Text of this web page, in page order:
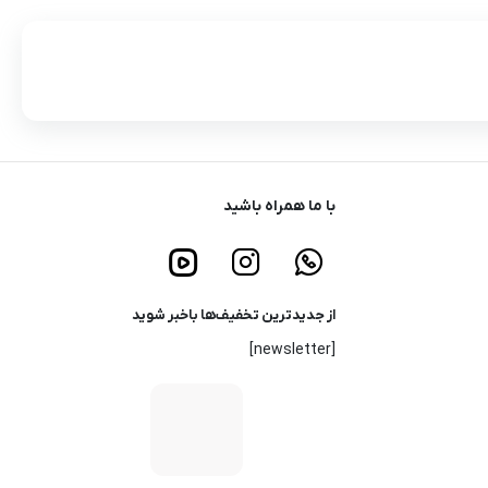
با ما همراه باشید
از جدیدترین تخفیف‌ها باخبر شوید
[newsletter]